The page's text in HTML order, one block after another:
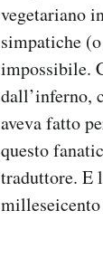
vegetariano
simpatiche
impossibile.
dall’inferno,
aveva fatto
questo
traduttore. E